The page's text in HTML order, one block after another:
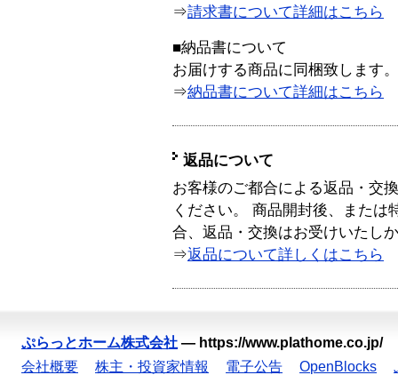
⇒請求書について詳細はこちら
■納品書について
お届けする商品に同梱致します。
⇒納品書について詳細はこちら
返品について
お客様のご都合による返品・交
ください。 商品開封後、または
合、返品・交換はお受けいたし
⇒返品について詳しくはこちら
ぷらっとホーム株式会社 — https://www.plathome.co.jp/
会社概要
株主・投資家情報 電子公告 OpenBlocks